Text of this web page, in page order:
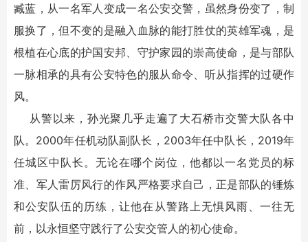
臧蓝，从一名军人变成一名公安交警，虽然身份变了，制
服换了，但不变的是融入血脉的能打胜仗的英雄军魂，是
根植在心底的护国安邦、守护家园的崇高使命，是与部队
一脉相承的具有公安特色的服从命令、听从指挥的过硬作
风。
从警以来，孙光聚几乎走遍了大石桥市交警大队各中
队。2000年任机动队副队长，2003年任中队长，2019年
任城区中队长。无论在哪个岗位，他都以一名党员的标
准、军人雷厉风行的作风严格要求自己，正是部队的锤炼
和公安队伍的历练，让他在从警路上无惧风雨、一往无
前，以永恒坚守践行了公安交管人的初心使命。